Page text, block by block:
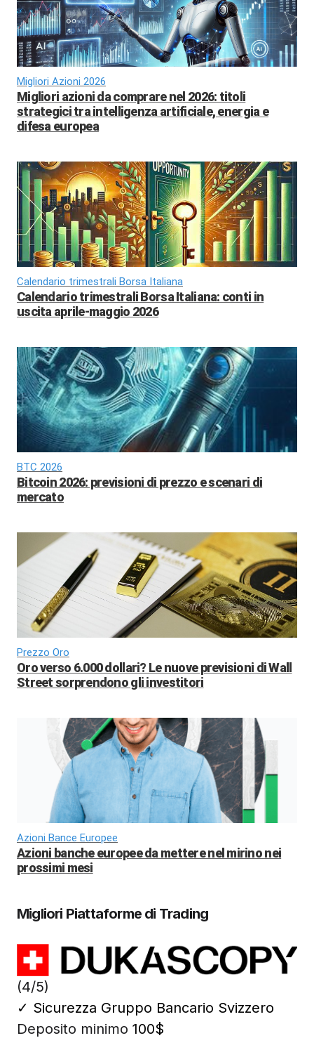
Migliori Azioni 2026
Migliori azioni da comprare nel 2026: titoli
strategici tra intelligenza artificiale, energia e
difesa europea
Calendario trimestrali Borsa Italiana
Calendario trimestrali Borsa Italiana: conti in
uscita aprile-maggio 2026
BTC 2026
Bitcoin 2026: previsioni di prezzo e scenari di
mercato
Prezzo Oro
Oro verso 6.000 dollari? Le nuove previsioni di Wall
Street sorprendono gli investitori
Azioni Bance Europee
Azioni banche europee da mettere nel mirino nei
prossimi mesi
Migliori Piattaforme di Trading
(4/5)
✓ Sicurezza Gruppo Bancario Svizzero
Deposito minimo 100$